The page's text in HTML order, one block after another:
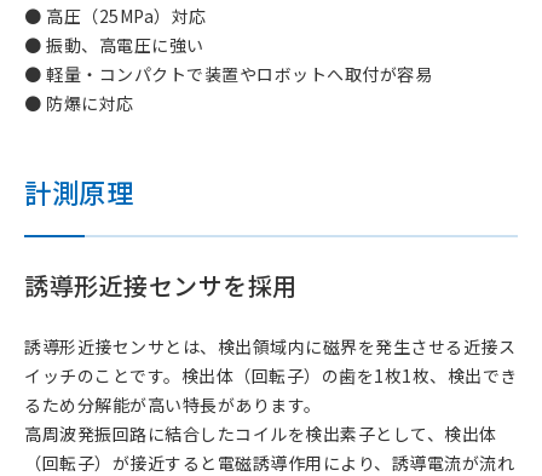
● 高圧（25MPa）対応
● 振動、高電圧に強い
● 軽量・コンパクトで装置やロボットへ取付が容易
● 防爆に対応
計測原理
誘導形近接センサを採用
誘導形近接センサとは、検出領域内に磁界を発生させる近接ス
イッチのことです。検出体（回転子）の歯を1枚1枚、検出でき
るため分解能が高い特長があります。
高周波発振回路に結合したコイルを検出素子として、検出体
（回転子）が接近すると電磁誘導作用により、誘導電流が流れ